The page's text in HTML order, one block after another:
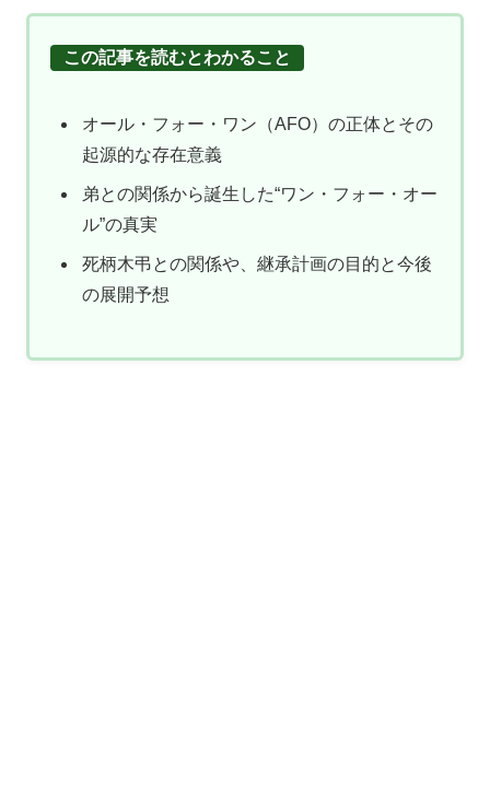
この記事を読むとわかること
オール・フォー・ワン（AFO）の正体とその
起源的な存在意義
弟との関係から誕生した“ワン・フォー・オー
ル”の真実
死柄木弔との関係や、継承計画の目的と今後
の展開予想